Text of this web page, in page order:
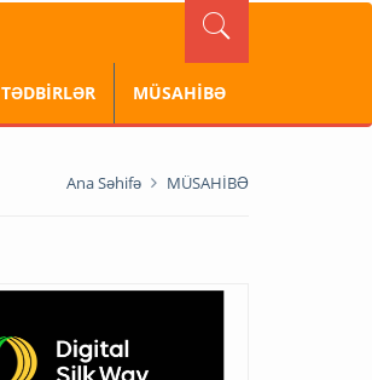
TƏDBİRLƏR MÜSAHİBƏ
Ana Səhifə MÜSAHİBƏ